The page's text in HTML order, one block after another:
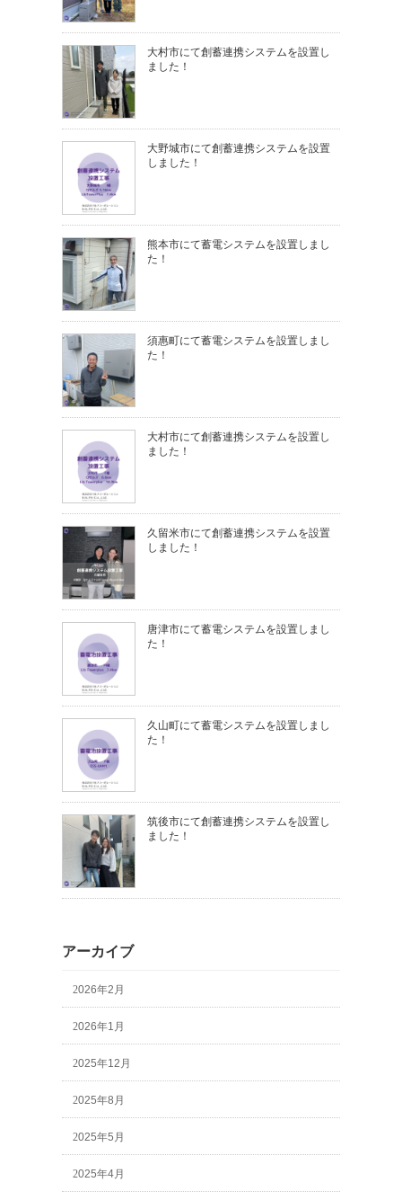
大村市にて創蓄連携システムを設置し
ました！
大野城市にて創蓄連携システムを設置
しました！
熊本市にて蓄電システムを設置しまし
た！
須惠町にて蓄電システムを設置しまし
た！
大村市にて創蓄連携システムを設置し
ました！
久留米市にて創蓄連携システムを設置
しました！
唐津市にて蓄電システムを設置しまし
た！
久山町にて蓄電システムを設置しまし
た！
筑後市にて創蓄連携システムを設置し
ました！
アーカイブ
2026年2月
2026年1月
2025年12月
2025年8月
2025年5月
2025年4月